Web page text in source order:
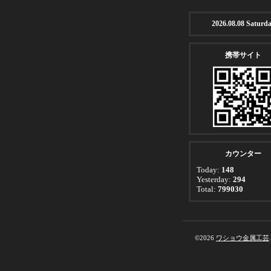
2026.08.08
携帯サイト
カウンター
Today: 148
Yesterday: 294
Total: 799030
©2026 ワショウ金属工芸